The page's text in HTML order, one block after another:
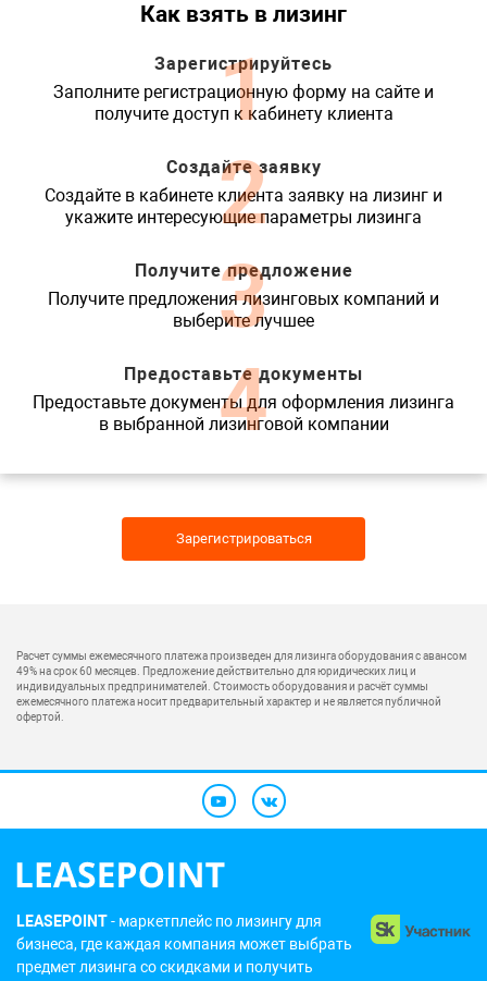
Как взять в лизинг
Зарегистрируйтесь
Заполните регистрационную форму на сайте и
получите доступ к кабинету клиента
1
Создайте заявку
Создайте в кабинете клиента заявку на лизинг и
укажите интересующие параметры лизинга
2
Получите предложение
Получите предложения лизинговых компаний и
выберите лучшее
3
Предоставьте документы
Предоставьте документы для оформления лизинга
в выбранной лизинговой компании
4
Зарегистрироваться
Расчет суммы ежемесячного платежа произведен для лизинга оборудования с авансом
49% на срок 60 месяцев. Предложение действительно для юридических лиц и
индивидуальных предпринимателей. Стоимость оборудования и расчёт суммы
ежемесячного платежа носит предварительный характер и не является публичной
офертой.
LEASEPOINT- маркетплейс по лизингу для
бизнеса, где каждая компания может выбрать
предмет лизинга со скидками и получить